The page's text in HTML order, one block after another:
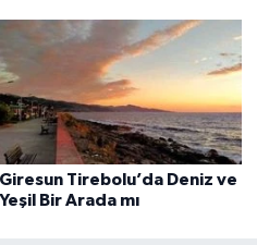
Giresun Tirebolu’da Deniz ve
Yeşil Bir Arada mı